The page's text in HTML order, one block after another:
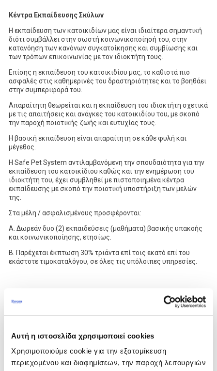
Αυτή η ιστοσελίδα χρησιμοποιεί cookies
Χρησιμοποιούμε cookie για την εξατομίκευση
περιεχομένου και διαφημίσεων, την παροχή λειτουργιών
Κέντρα Εκπαίδευσης Σκύλων
H εκπαίδευση των κατοικιδίων μας είναι ιδιαίτερα σημαντική
διότι συμβάλλει στην σωστή κοινωνικοποίησή του, στην
κατανόηση των κανόνων συγκατοίκησης και συμβίωσης και
των τρόπων επικοινωνίας με τον ιδιοκτήτη τους.
Επίσης η εκπαίδευση του κατοικιδίου μας, το καθιστά πιο
ασφαλές στις καθημερινές του δραστηριότητες και το βοηθάει
στην συμπεριφορά του.
Απαραίτητη θεωρείται και η εκπαίδευση του ιδιοκτήτη σχετικά
με τις απαιτήσεις και ανάγκες του κατοικιδίου του, με σκοπό
την παροχή ποιοτικής ζωής και ευτυχίας τους.
Η βασική εκπαίδευση είναι απαραίτητη σε κάθε φυλή και
μέγεθος.
Η Safe Pet System αντιλαμβανόμενη την σπουδαιότητα για την
εκπαίδευση του κατοικίδιου καθώς και την ενημέρωση του
ιδιοκτήτη του, έχει συμβληθεί με πιστοποιημένα κέντρα
εκπαίδευσης με σκοπό την ποιοτική υποστήριξη των μελών
της.
Στα μέλη / ασφαλισμένους προσφέρονται:
A. Δωρεάν δυο (2) εκπαιδεύσεις (μαθήματα) βασικής υπακοής
και κοινωνικοποίησης, ετησίως.
B. Παρέχεται έκπτωση 30% τριάντα επί τοις εκατό επί του
εκάστοτε τιμοκαταλόγου, σε όλες τις υπόλοιπες υπηρεσίες.
Η έλευση του κατοικίδιου σε κάθε οικογένεια δημιουργεί
ιδιαίτερη χαρά και η συμβίωσή τους, ξεχωριστές στιγμές
απαιτηθεί η φιλοξενία και φύλαξή του, διότι δεν είναι εφικτή η
Η Safe Pet System γνωρίζοντας την ανάγκη του ιδιοκτήτη για
ασφαλή φύλαξη και ενδεδειγμένη φροντίδα του κατοικιδίου